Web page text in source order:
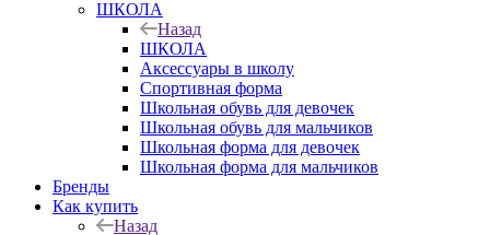
ШКОЛА
Назад
ШКОЛА
Аксессуары в школу
Спортивная форма
Школьная обувь для девочек
Школьная обувь для мальчиков
Школьная форма для девочек
Школьная форма для мальчиков
Бренды
Как купить
Назад